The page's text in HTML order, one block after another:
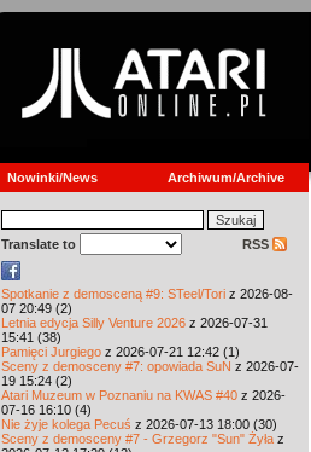
Nowinki/News Archiwum/Archive
Translate to RSS
Spotkanie z demosceną #9: STeel/Tori z 2026-08-
07 20:49 (2)
Letnia edycja Silly Venture 2026 z 2026-07-31
15:41 (38)
Pamięci Jurgiego z 2026-07-21 12:42 (1)
Sceny z demosceny #7: opowiada SuN z 2026-07-
19 15:24 (2)
Atari Muzeum w Poznaniu na KWAS #40 z 2026-
07-16 16:10 (4)
Nie żyje kolega Pecuś z 2026-07-13 18:00 (30)
Sceny z demosceny #7 - Grzegorz "Sun" Żyła z